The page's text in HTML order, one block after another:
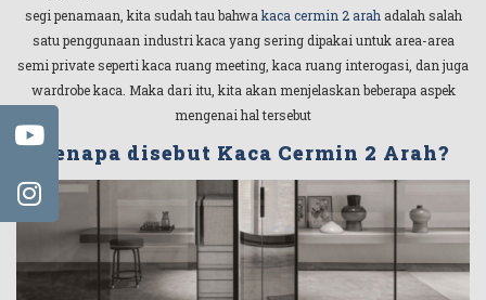
segi penamaan, kita sudah tau bahwa kaca cermin 2 arah adalah salah
satu penggunaan industri kaca yang sering dipakai untuk area-area
semi private seperti kaca ruang meeting, kaca ruang interogasi, dan juga
wardrobe kaca. Maka dari itu, kita akan menjelaskan beberapa aspek
mengenai hal tersebut
Kenapa disebut Kaca Cermin 2 Arah?